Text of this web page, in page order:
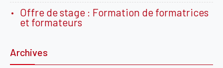
Offre de stage : Formation de formatrices
et formateurs
Archives